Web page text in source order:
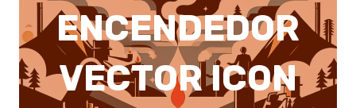
ENCENDEDOR
VECTOR ICON